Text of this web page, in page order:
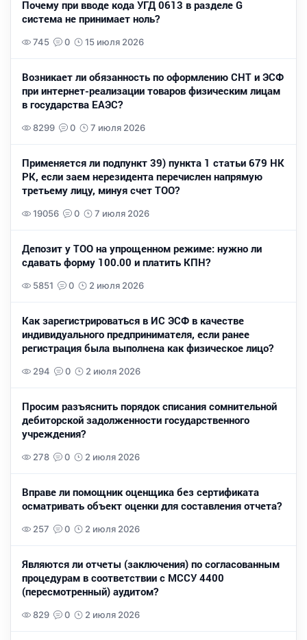
Почему при вводе кода УГД 0613 в разделе G
система не принимает ноль?
745 0 15 июля 2026
Возникает ли обязанность по оформлению СНТ и ЭСФ
при интернет-реализации товаров физическим лицам
в государства ЕАЭС?
8299 0 7 июля 2026
Применяется ли подпункт 39) пункта 1 статьи 679 НК
РК, если заем нерезидента перечислен напрямую
третьему лицу, минуя счет ТОО?
19056 0 7 июля 2026
Депозит у ТОО на упрощенном режиме: нужно ли
сдавать форму 100.00 и платить КПН?
5851 0 2 июля 2026
Как зарегистрироваться в ИС ЭСФ в качестве
индивидуального предпринимателя, если ранее
регистрация была выполнена как физическое лицо?
294 0 2 июля 2026
Просим разъяснить порядок списания сомнительной
дебиторской задолженности государственного
учреждения?
278 0 2 июля 2026
Вправе ли помощник оценщика без сертификата
осматривать объект оценки для составления отчета?
257 0 2 июля 2026
Являются ли отчеты (заключения) по согласованным
процедурам в соответствии с МССУ 4400
(пересмотренный) аудитом?
829 0 2 июля 2026